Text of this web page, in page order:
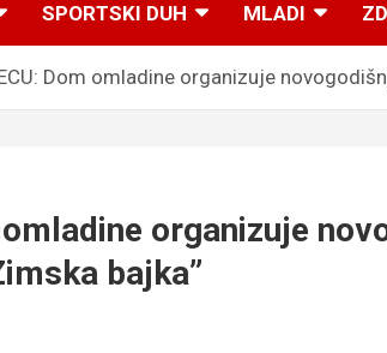
SPORTSKI DUH MLADI
Dom omladine organizuje
omladine organizuje
bajka”